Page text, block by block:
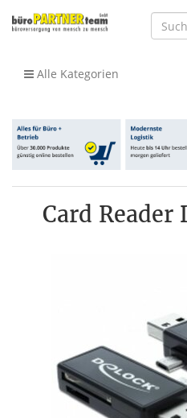
Alle Kategorien
Card Reader